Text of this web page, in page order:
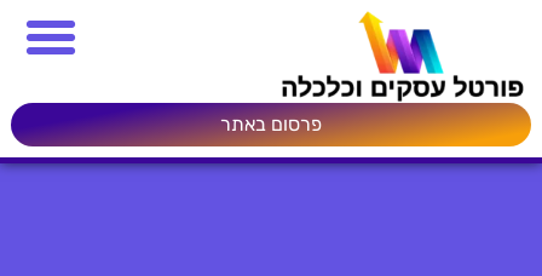
פרסום באתר